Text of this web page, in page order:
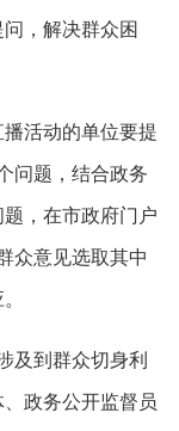
，解决群众困
活动的单位要提
问题，结合政务
，在市政府门户
众意见选取其中
及到群众切身利
政务公开监督员